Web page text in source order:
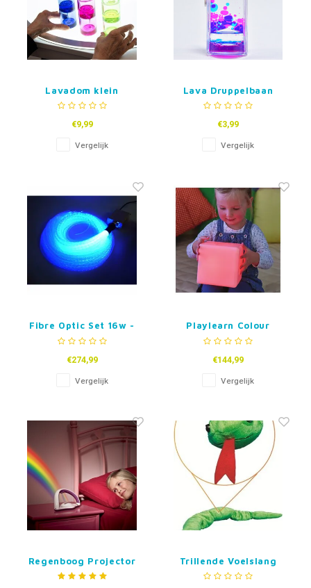
Lavadom klein
€9,99
Vergelijk
Lava Druppelbaan
Sleutelhanger
€3,99
Vergelijk
Fibre Optic Set 16w -
100 tails - 1,5 m
€274,99
Vergelijk
Playlearn Colour
Changing Glow Blocks
€144,99
Vergelijk
Regenboog Projector
Lamp
Trillende Voelslang